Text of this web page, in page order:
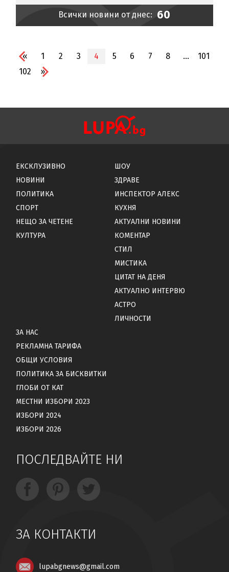
Всички новини от днес: 60
« 1 2 3 4 5 6 7 8 ...
101
102
»
ЕКСКЛУЗИВНО
НОВИНИ
ПОЛИТИКА
СПОРТ
НЕЩО ЗА ЧЕТЕНЕ
КУЛТУРА
ШОУ
ЗДРАВЕ
ИНСПЕКТОР АЛЕКС
КУХНЯ
АКТУАЛНИ НОВИНИ
КОМЕНТАР
СТИЛ
МИСТИКА
ЦИТАТ НА ДЕНЯ
АКТУАЛНО ИНТЕРВЮ
АСТРО
ЛИЧНОСТИ
ЗА НАС
РЕКЛАМНА ТАРИФА
ОБЩИ УСЛОВИЯ
ПОЛИТИКА ЗА БИСКВИТКИ
ГЛОБИ ОТ КАТ
МЕСТНИ ИЗБОРИ 2023
ИЗБОРИ 2024
ИЗБОРИ 2026
ПОСЛЕДВАЙТЕ НИ
ЗА КОНТАКТИ
lupabgnews@gmail.com